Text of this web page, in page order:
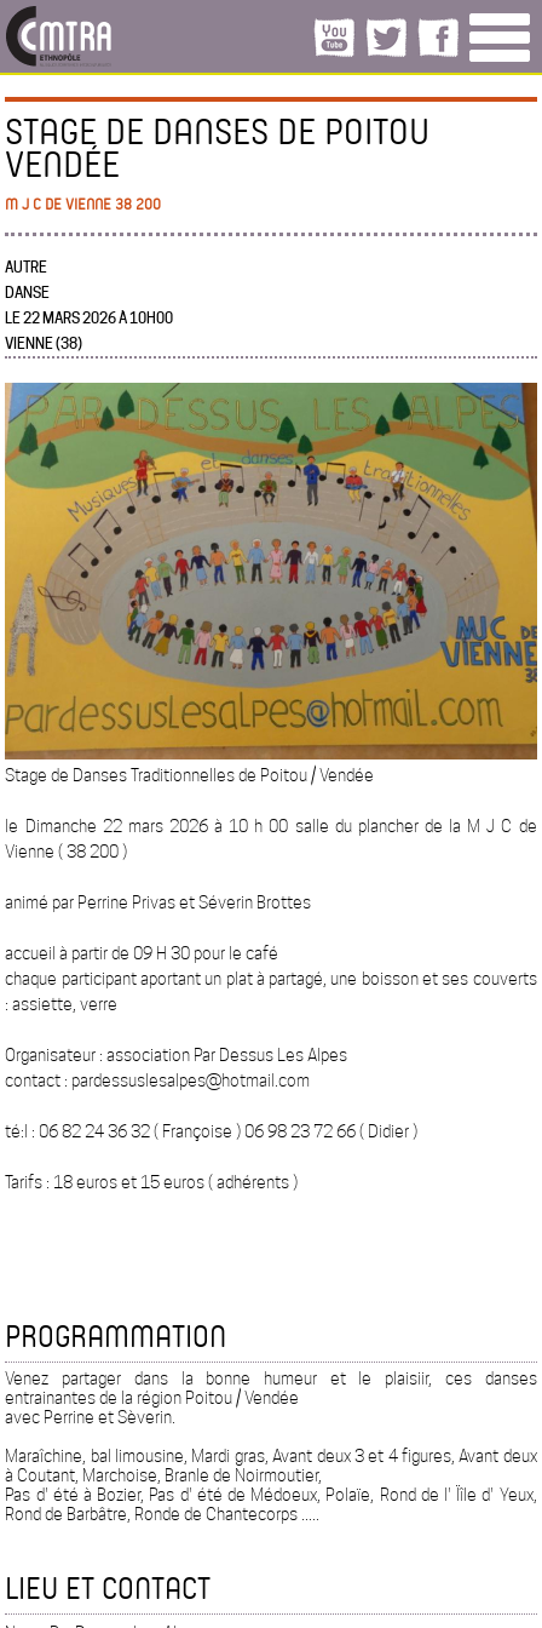
STAGE DE DANSES DE POITOU
VENDÉE
M J C DE VIENNE 38 200
AUTRE
DANSE
LE 22 MARS 2026 À 10H00
VIENNE (38)
Stage de Danses Traditionnelles de Poitou / Vendée
le Dimanche 22 mars 2026 à 10 h 00 salle du plancher de la M J C de
Vienne ( 38 200 )
animé par Perrine Privas et Séverin Brottes
accueil à partir de 09 H 30 pour le café
chaque participant aportant un plat à partagé, une boisson et ses couverts
: assiette, verre
Organisateur : association Par Dessus Les Alpes
contact : pardessuslesalpes@hotmail.com
té:l : 06 82 24 36 32 ( Françoise ) 06 98 23 72 66 ( Didier )
Tarifs : 18 euros et 15 euros ( adhérents )
PROGRAMMATION
Venez partager dans la bonne humeur et le plaisiir, ces danses
entrainantes de la région Poitou / Vendée
avec Perrine et Sèverin.
Maraîchine, bal limousine, Mardi gras, Avant deux 3 et 4 figures, Avant deux
à Coutant, Marchoise, Branle de Noirmoutier,
Pas d' été à Bozier, Pas d' été de Médoeux, Polaïe, Rond de l' Ïîle d' Yeux,
Rond de Barbâtre, Ronde de Chantecorps .....
LIEU ET CONTACT